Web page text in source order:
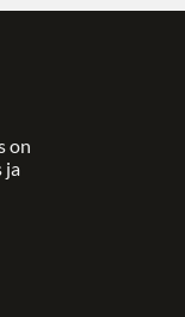
on
ja